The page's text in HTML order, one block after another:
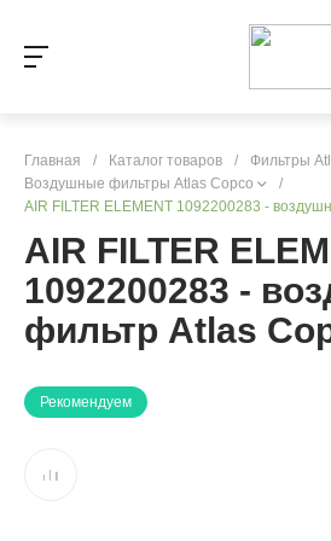
Главная / Каталог товаров / Фильтры
Воздушные фильтры Atlas Copco
/
AIR FILTER ELEMENT 1092200283 -
AIR FILTER
1092200283 -
фильтр Atlas
Рекомендуем